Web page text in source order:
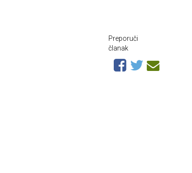
Preporuči
članak